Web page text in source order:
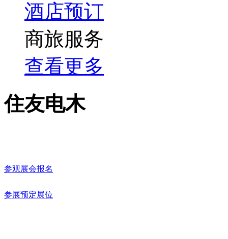
酒店预订
商旅服务
查看更多
住友电木
参观展会报名
参展预定展位